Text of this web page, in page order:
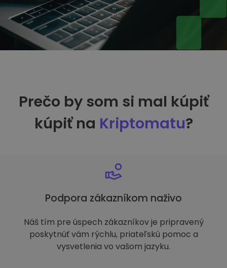
Prečo by som si mal kúpiť
kúpiť na Kriptomatu?
Podpora zákazníkom naživo
Náš tím pre úspech zákazníkov je pripravený
poskytnúť vám rýchlu, priateľskú pomoc a
vysvetlenia vo vašom jazyku.